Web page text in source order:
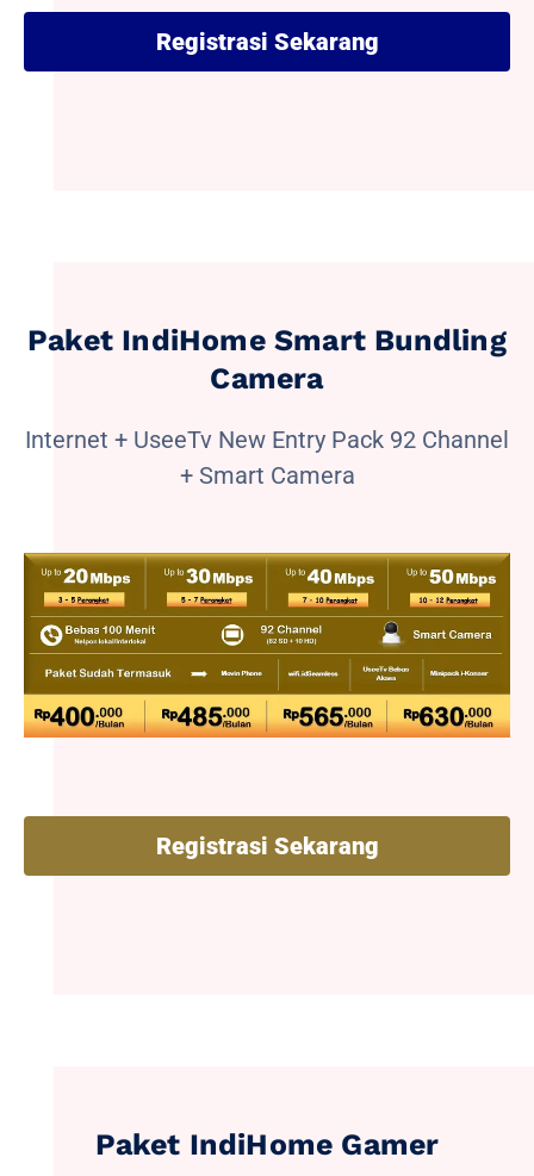
Registrasi Sekarang
Paket IndiHome Smart Bundling
Camera
Internet + UseeTv New Entry Pack 92 Channel
+ Smart Camera
Registrasi Sekarang
Paket IndiHome Gamer